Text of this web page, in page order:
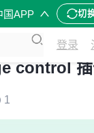
国APP 切
登录
control 插
1